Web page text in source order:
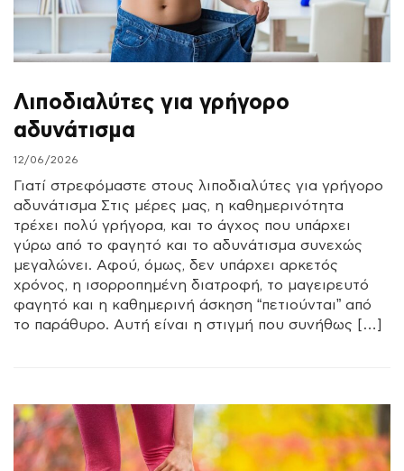
Λιποδιαλύτες για γρήγορο
αδυνάτισμα
12/06/2026
Γιατί στρεφόμαστε στους λιποδιαλύτες για γρήγορο
αδυνάτισμα Στις μέρες μας, η καθημερινότητα
τρέχει πολύ γρήγορα, και το άγχος που υπάρχει
γύρω από το φαγητό και το αδυνάτισμα συνεχώς
μεγαλώνει. Αφού, όμως, δεν υπάρχει αρκετός
χρόνος, η ισορροπημένη διατροφή, το μαγειρευτό
φαγητό και η καθημερινή άσκηση “πετιούνται” από
το παράθυρο. Αυτή είναι η στιγμή που συνήθως […]